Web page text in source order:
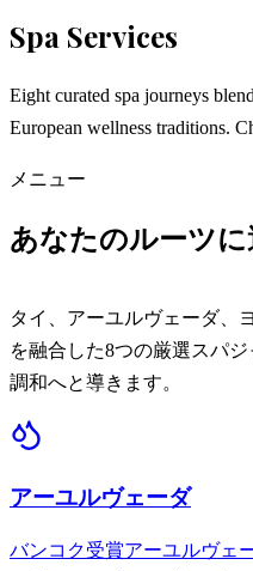
Spa Services
Eight curated spa journeys
European wellness traditions.
メニュー
あなたのルーツ
タイ、アーユルヴェーダ、
を融合した8つの厳選スパ
調和へと導きます。
アーユルヴェーダ
バンコク受賞アーユルヴェ